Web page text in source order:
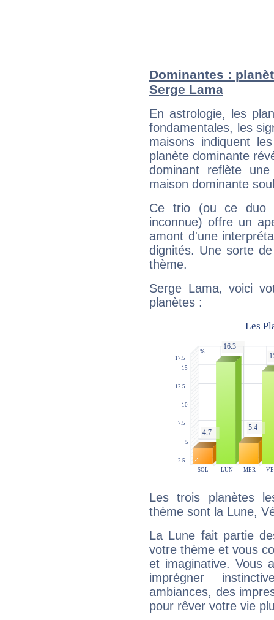
Dominantes :
Serge Lama
En astrologie, les
fondamentales, les
maisons indiquent
planète dominante
dominant reflète
maison dominante
Ce trio (ou ce duo
inconnue) offre un
amont d'une
dignités. Une sorte
thème.
Serge Lama, voici
planètes :
Les trois planètes
thème sont la Lune,
La Lune fait partie
votre thème et vous
et imaginative. Vous
imprégner
ambiances, des
pour rêver votre vie